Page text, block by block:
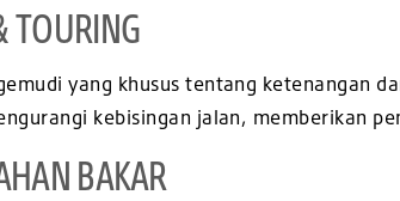
TOURING
yang khusus tentang ketenangan
kebisingan jalan, memberikan
BAKAR